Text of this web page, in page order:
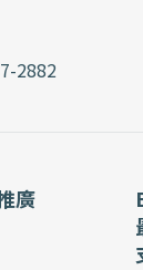
2882
廣